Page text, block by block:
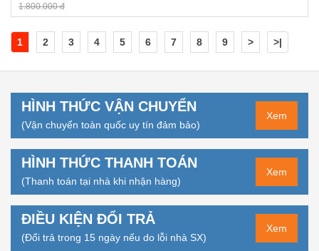
1.800.000 đ
1 2 3 4 5 6 7 8 9 > >|
HÌNH THỨC VẬN CHUYỂN
(Vận chuyển toàn quốc uy tín đảm bảo)
Xem
HÌNH THỨC THANH TOÁN
(Thanh toán tại nhà khi nhận hàng)
Xem
ĐIỀU KIỆN ĐỔI TRẢ
(Đổi trả trong 15 ngày nếu do lỗi nhà SX)
Xem